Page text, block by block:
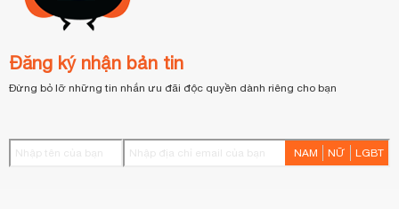
Đăng ký nhận bản tin
Đừng bỏ lỡ những tin nhắn ưu đãi độc quyền dành riêng cho bạn
NAM NỮ LGBT